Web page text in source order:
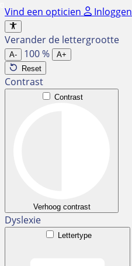
Ga
naar
de
inhoud
Vind een opticien Inloggen
Verander de lettergrootte
A- 100%
A+
Reset
Contrast
Contrast
Verhoog contrast
Dyslexie
Lettertype